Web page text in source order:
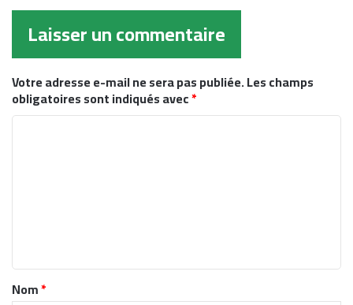
Laisser un commentaire
Votre adresse e-mail ne sera pas publiée.Les champs
obligatoires sont indiqués avec*
t
a
Nom*